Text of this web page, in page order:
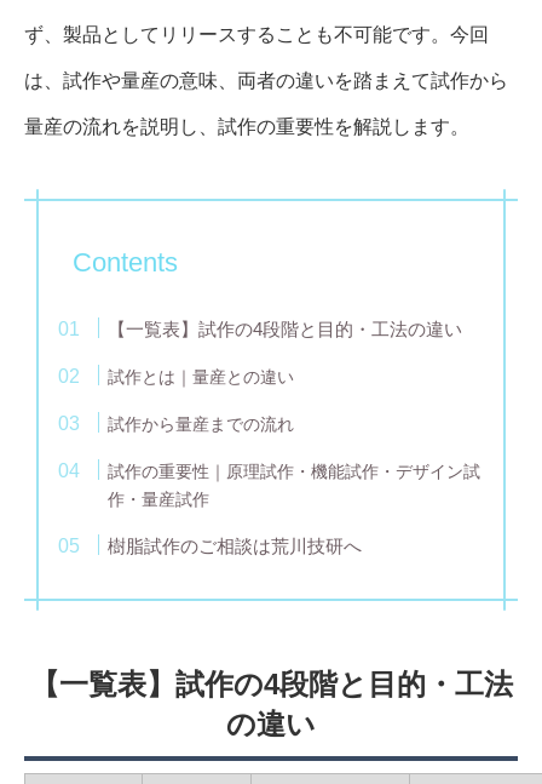
ず、製品としてリリースすることも不可能です。今回
は、試作や量産の意味、両者の違いを踏まえて試作から
量産の流れを説明し、試作の重要性を解説します。
Contents
【一覧表】試作の4段階と目的・工法の違い
試作とは｜量産との違い
試作から量産までの流れ
試作の重要性｜原理試作・機能試作・デザイン試
作・量産試作
樹脂試作のご相談は荒川技研へ
【一覧表】試作の4段階と目的・工法
の違い